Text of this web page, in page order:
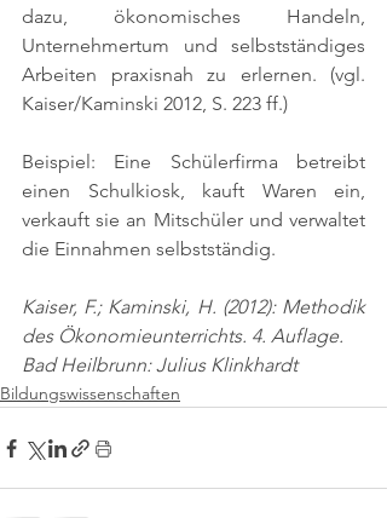
dazu, ökonomisches Handeln,
Unternehmertum und selbstständiges
Arbeiten praxisnah zu erlernen. (vgl.
Kaiser/Kaminski 2012, S. 223 ff.)
Beispiel: Eine Schülerfirma betreibt
einen Schulkiosk, kauft Waren ein,
verkauft sie an Mitschüler und verwaltet
die Einnahmen selbstständig.
Kaiser, F.; Kaminski, H. (2012): Methodik
des Ökonomieunterrichts. 4. Auflage.
Bad Heilbrunn: Julius Klinkhardt
Bildungswissenschaften